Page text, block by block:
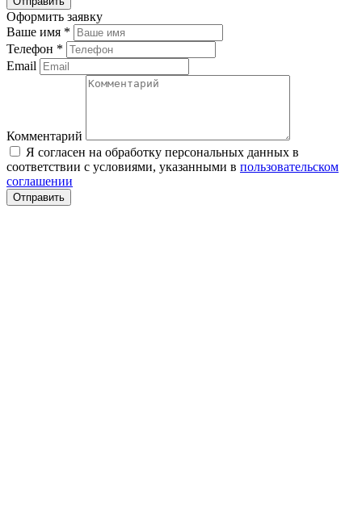
Оформить заявку
Ваше имя *
Телефон *
Email
Комментарий
Я согласен на обработку персональных данных в
соответствии с условиями, указанными в пользовательском
соглашении